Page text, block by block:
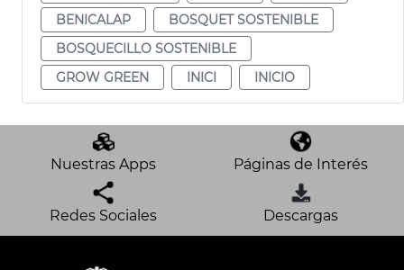
BENICALAP
BOSQUET SOSTENIBLE
BOSQUECILLO SOSTENIBLE
GROW GREEN
INICI INICIO
Nuestras Apps Páginas de Interés
Redes Sociales Descargas